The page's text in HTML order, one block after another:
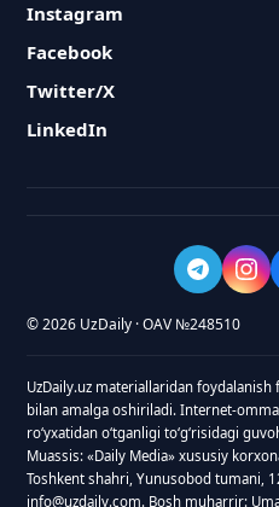
Instagram
Facebook
Twitter/X
LinkedIn
© 2026 UzDaily · OAV №248510
UzDaily.uz materiallaridan
bilan amalga oshiriladi. Internet-
roʻyxatidan oʻtganligi toʻgʻrisidagi
Muassis: «Daily Media» xususiy
Toshkent shahri, Yunusobod tumani,
info@uzdaily.com. Bosh muharrir: